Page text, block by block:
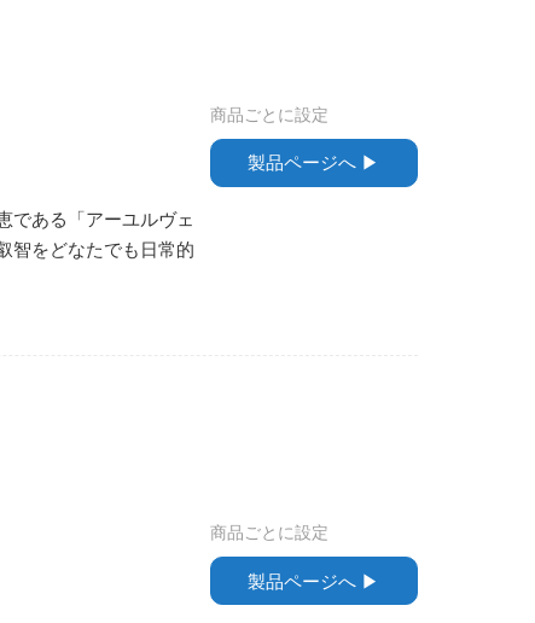
である「アーユルヴェ
智をどなたでも日常的
商品ごとに設定
製品ページへ ▶︎
商品ごとに設定
製品ページへ ▶︎